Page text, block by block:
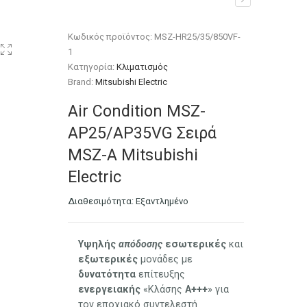
ElectricΚωδικός προϊόντος: MSZ-HR25/35/850VF-
1
Κατηγορία:Κλιματισμός
Brand:Mitsubishi Electric
Air Condition MSZ-
AP25/AP35VG Σειρά
MSZ-A Mitsubishi
Electric
Διαθεσιμότητα:Εξαντλημένο
Υψηλήςαπόδοσης εσωτερικές και
εξωτερικές μονάδες με
δυνατότητα επίτευξης
ενεργειακής «ΚλάσηςΑ+++» για
τον εποχιακό συντελεστή